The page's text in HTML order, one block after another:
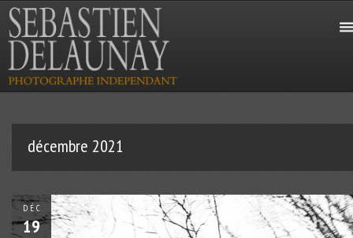
décembre 2021
DÉC
19